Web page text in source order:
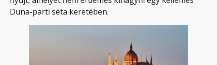
Duna-parti séta keretében.